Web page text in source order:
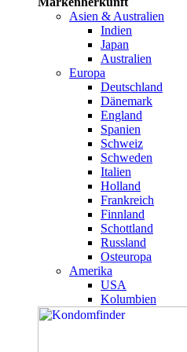
Asien & Australien
Indien
Japan
Australien
Europa
Deutschland
Dänemark
England
Spanien
Schweiz
Schweden
Italien
Holland
Frankreich
Finnland
Schottland
Russland
Osteuropa
Amerika
USA
Kolumbien